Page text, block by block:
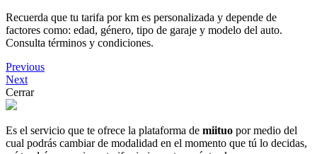
Recuerda que tu tarifa por km es personalizada y depende de
factores como: edad, género, tipo de garaje y modelo del auto.
Consulta términos y condiciones.
Previous
Next
Cerrar
Es el servicio que te ofrece la plataforma de miituo por medio del
cual podrás cambiar de modalidad en el momento que tú lo decidas,